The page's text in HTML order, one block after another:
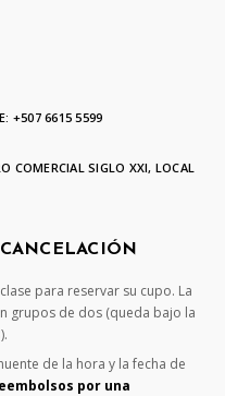
+507 6615 5599
COMERCIAL SIGLO XXI, LOCAL
para reservar su cupo. La
grupos de dos (queda bajo la
de la hora y la fecha de
por una